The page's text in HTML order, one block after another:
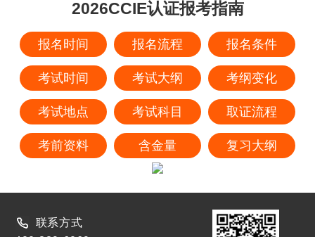
2026CCIE认证报考指南
报名时间 报名流程 报名条件
考试时间 考试大纲 考纲变化
考试地点 考试科目 取证流程
考前资料 含金量 复习大纲
联系方式